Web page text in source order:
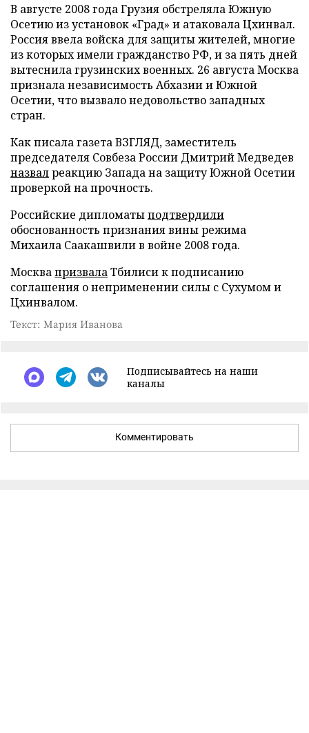
В августе 2008 года Грузия обстреляла Южную
Осетию из установок «Град» и атаковала Цхинвал.
Россия ввела войска для защиты жителей, многие
из которых имели гражданство РФ, и за пять дней
вытеснила грузинских военных. 26 августа Москва
признала независимость Абхазии и Южной
Осетии, что вызвало недовольство западных
стран.
Как писала газета ВЗГЛЯД, заместитель
председателя Совбеза России Дмитрий Медведев
назвалреакцию Запада на защиту Южной Осетии
проверкой на прочность.
Российские дипломатыподтвердили
обоснованность признания вины режима
Михаила Саакашвили в войне 2008 года.
МосквапризвалаТбилиси к подписанию
соглашения о неприменении силы с Сухумом и
Цхинвалом.
Текст: Мария Иванова
Подписывайтесь на наши
каналы
Комментировать